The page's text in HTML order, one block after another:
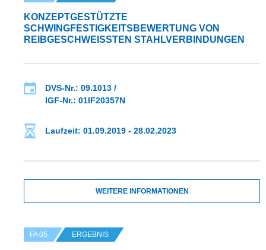
KONZEPTGESTÜTZTE
SCHWINGFESTIGKEITSBEWERTUNG VON
REIBGESCHWEISSTEN STAHLVERBINDUNGEN
DVS-Nr.: 09.1013 /
IGF-Nr.: 01IF20357N
Laufzeit: 01.09.2019 - 28.02.2023
WEITERE INFORMATIONEN
FA 05 ERGEBNIS